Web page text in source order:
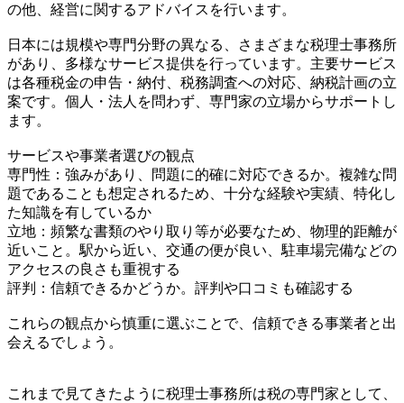
の他、経営に関するアドバイスを行います。
日本には規模や専門分野の異なる、さまざまな税理士事務所
があり、多様なサービス提供を行っています。主要サービス
は各種税金の申告・納付、税務調査への対応、納税計画の立
案です。個人・法人を問わず、専門家の立場からサポートし
ます。
サービスや事業者選びの観点
専門性：強みがあり、問題に的確に対応できるか。複雑な問
題であることも想定されるため、十分な経験や実績、特化し
た知識を有しているか
立地：頻繁な書類のやり取り等が必要なため、物理的距離が
近いこと。駅から近い、交通の便が良い、駐車場完備などの
アクセスの良さも重視する
評判：信頼できるかどうか。評判や口コミも確認する
これらの観点から慎重に選ぶことで、信頼できる事業者と出
会えるでしょう。
これまで見てきたように税理士事務所は税の専門家として、